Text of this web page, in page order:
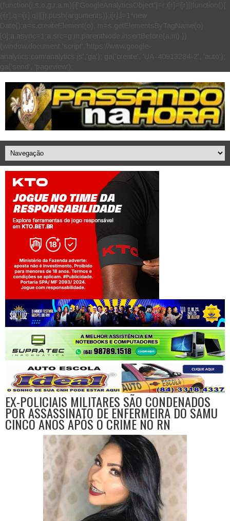
Jogue com responsabilidade. 18+
EX-POLICIAIS MILITARES SÃO CONDENADOS
POR ASSASSINATO DE ENFERMEIRA DO SAMU
CINCO ANOS APÓS O CRIME NO RN